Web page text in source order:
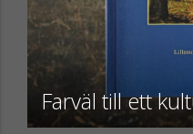
Farväl till ett